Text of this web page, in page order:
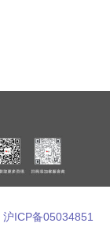
沪ICP备05034851